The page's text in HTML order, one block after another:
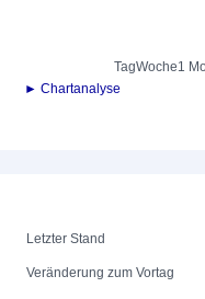
TagWoche1
► Chartanalyse
Letzter Stand
Veränderung zum Vortag